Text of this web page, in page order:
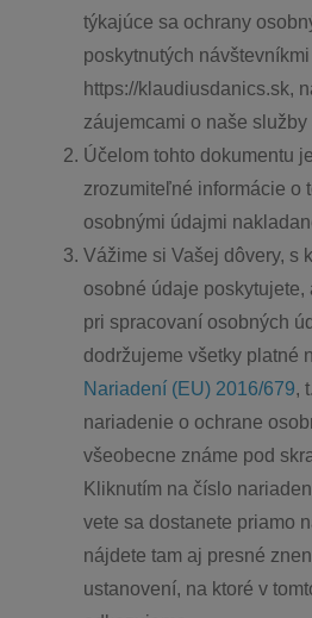
týkajúce sa ochrany
poskytnutých
https://klaudiusdanics.sk,
záujemcami o naše služby
Účelom tohto dokumentu
zrozumiteľné informácie o
osobnými údajmi
Vážime si Vašej dôvery, s
osobné údaje poskytujete,
pri spracovaní osobných
dodržujeme všetky platné
Nariadení (EU) 2016/679,
nariadenie o ochrane
všeobecne známe pod
Kliknutím na číslo
vete sa dostanete priamo
nájdete tam aj presné
ustanovení, na ktoré v